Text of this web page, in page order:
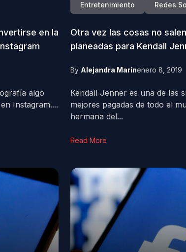
en la
algo
Instagram....
Entretenimiento Redes
Otra vez las cosas no
planeadas para Kendall
By Alejandra Marínenero 8, 2019
Kendall Jenner es una de las
mejores pagadas de todo el
hermana del...
Read More